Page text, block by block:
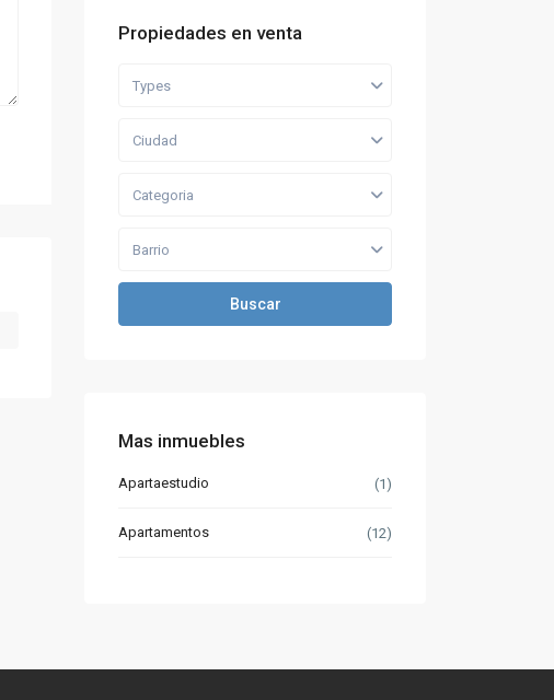
Propiedades en venta
Types
Ciudad
Categoria
Barrio
Buscar
Mas inmuebles
Apartaestudio (1)
Apartamentos (12)